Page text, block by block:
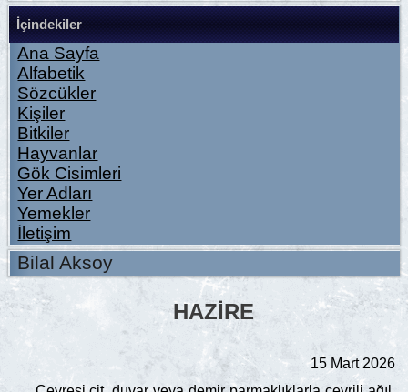
İçindekiler
Ana Sayfa
Alfabetik
Sözcükler
Kişiler
Bitkiler
Hayvanlar
Gök Cisimleri
Yer Adları
Yemekler
İletişim
Bilal Aksoy
HAZIRE
15 Mart 2026